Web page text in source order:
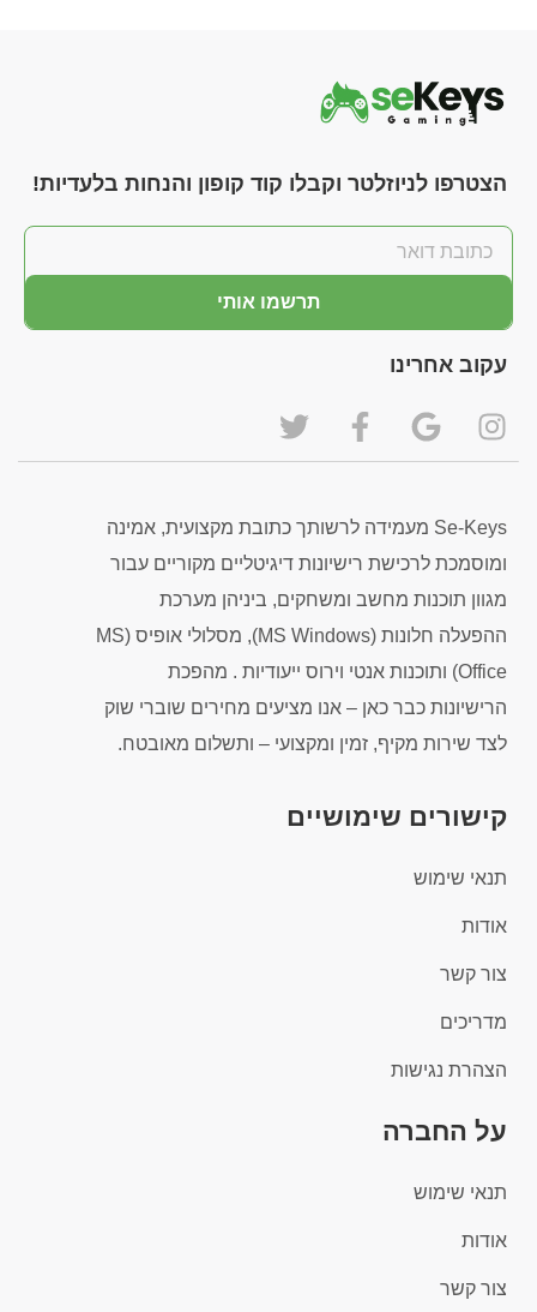
הצטרפו לניוזלטר וקבלו קוד קופון והנחות בלעדיות!
תרשמו אותי
עקוב אחרינו
Se-Keys מעמידה לרשותך כתובת מקצועית, אמינה
ומוסמכת לרכישת רישיונות דיגיטליים מקוריים עבור
מגוון תוכנות מחשב ומשחקים, ביניהן מערכת
ההפעלה חלונות (MS Windows), מסלולי אופיס (MS
Office) ותוכנות אנטי וירוס ייעודיות . מהפכת
הרישיונות כבר כאן – אנו מציעים מחירים שוברי שוק
לצד שירות מקיף, זמין ומקצועי – ותשלום מאובטח.
קישורים שימושיים
תנאי שימוש
אודות
צור קשר
מדריכים
הצהרת נגישות
על החברה
תנאי שימוש
אודות
צור קשר